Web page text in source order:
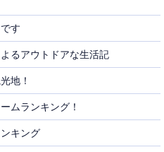
す
るアウトドアな生活記
地！
ムランキング！
キング